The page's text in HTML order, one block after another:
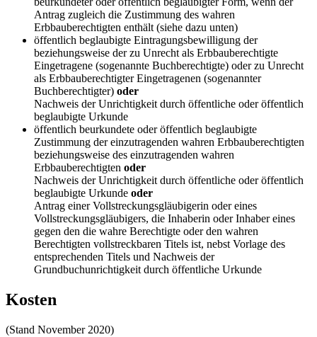
Antrag zugleich die Zustimmung des wahren
Erbbauberechtigten enthält (siehe dazu unten)
öffentlich beglaubigte Eintragungsbewilligung der
beziehungsweise der zu Unrecht als Erbbauberechtigte
Eingetragene (sogenannte Buchberechtigte) oder zu Unrecht
als Erbbauberechtigter Eingetragenen (sogenannter
Buchberechtigter) oder
Nachweis der Unrichtigkeit durch öffentliche oder öffentlich
beglaubigte Urkunde
öffentlich beurkundete oder öffentlich beglaubigte
Zustimmung der einzutragenden wahren Erbbauberechtigten
beziehungsweise des einzutragenden wahren
Erbbauberechtigten oder
Nachweis der Unrichtigkeit durch öffentliche oder öffentlich
beglaubigte Urkunde oder
Antrag einer Vollstreckungsgläubigerin oder eines
Vollstreckungsgläubigers, die Inhaberin oder Inhaber eines
gegen den die wahre Berechtigte oder den wahren
Berechtigten vollstreckbaren Titels ist, nebst Vorlage des
entsprechenden Titels und Nachweis der
Grundbuchunrichtigkeit durch öffentliche Urkunde
Kosten
(Stand November 2020)